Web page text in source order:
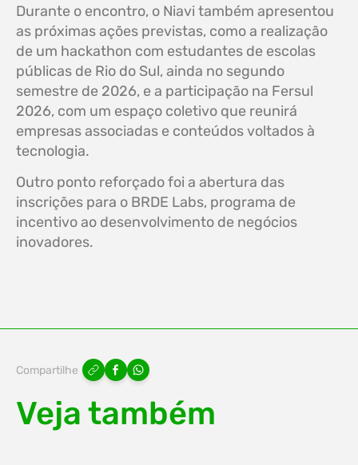
Durante o encontro, o Niavi também apresentou
as próximas ações previstas, como a realização
de um hackathon com estudantes de escolas
públicas de Rio do Sul, ainda no segundo
semestre de 2026, e a participação na Fersul
2026, com um espaço coletivo que reunirá
empresas associadas e conteúdos voltados à
tecnologia.
Outro ponto reforçado foi a abertura das
inscrições para o BRDE Labs, programa de
incentivo ao desenvolvimento de negócios
inovadores.
Compartilhe
Veja também